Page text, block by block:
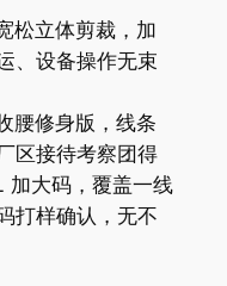
松立体剪裁，加
、设备操作无束
腰修身版，线条
区接待考察团得
加大码，覆盖一线
打样确认，无不